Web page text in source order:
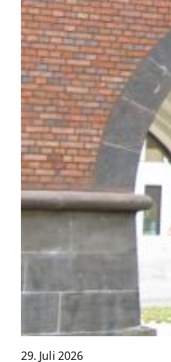
29. Juli 2026